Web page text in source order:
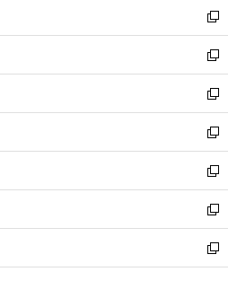
く
ド
ウ
で
開
く
ィ
ン
ド
ウ
で
開
く
い
ウ
ィ
ン
ド
ウ
で
開
く
新
し
い
ウ
ィ
ン
ド
ウ
で
開
く
新
し
い
ウ
ィ
ン
ド
ウ
で
開
く
新
し
い
ウ
ィ
ン
ド
ウ
で
開
新
し
い
ウ
ィ
ン
ド
ウ
新
し
い
ウ
ィ
ン
新
し
い
ウ
新
し